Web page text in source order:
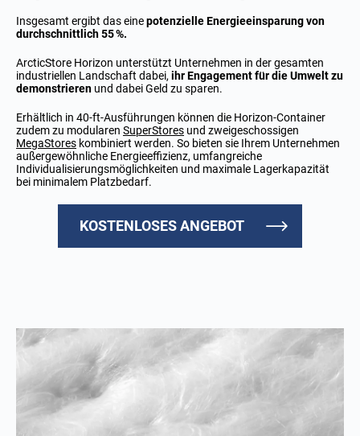
Insgesamt ergibt das einepotenzielle Energieeinsparung von
durchschnittlich 55 %.
ArcticStore Horizon unterstützt Unternehmen in der gesamten
industriellen Landschaft dabei,ihr Engagement für die Umwelt zu
demonstrieren und dabei Geld zu sparen.
Erhältlich in 40-ft-Ausführungen können die Horizon-Container
zudem zu modularen SuperStores und zweigeschossigen
MegaStores kombiniert werden. So bieten sie Ihrem Unternehmen
außergewöhnliche Energieeffizienz, umfangreiche
Individualisierungsmöglichkeiten und maximale Lagerkapazität
bei minimalem Platzbedarf.
KOSTENLOSES ANGEBOT